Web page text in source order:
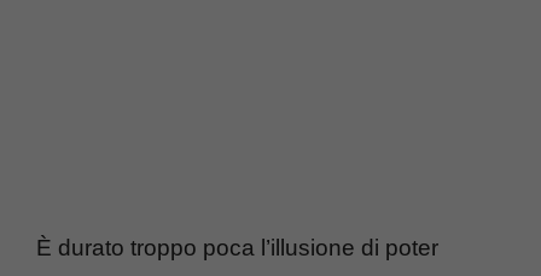
È durato troppo poca l’illusione di poter